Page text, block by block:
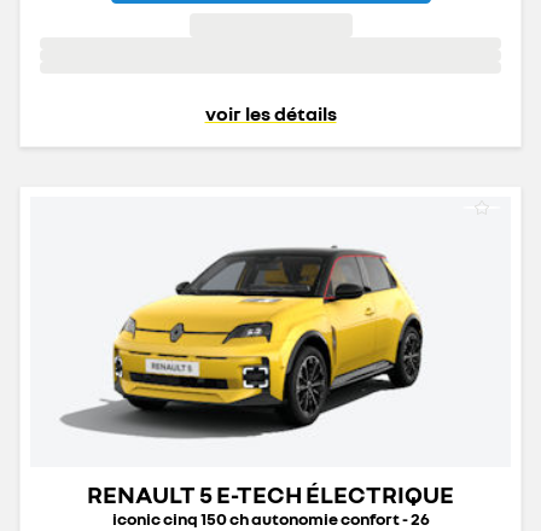
voir les détails
RENAULT 5 E-TECH ÉLECTRIQUE
iconic cinq 150 ch autonomie confort - 26